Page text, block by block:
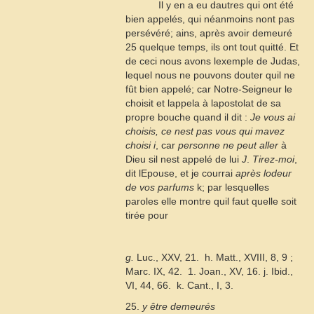
Il y en a eu dautres qui ont été
bien appelés, qui néanmoins nont pas
persévéré; ains, après avoir demeuré
25 quelque temps, ils ont tout quitté. Et
de ceci nous avons lexemple de Judas,
lequel nous ne pouvons douter quil ne
fût bien appelé; car Notre-Seigneur le
choisit et lappela à lapostolat de sa
propre bouche quand il dit : Je vous ai
choisis, ce nest pas vous qui mavez
choisi i, car personne ne peut aller à
Dieu sil nest appelé de lui J Tirez-moi,
dit lEpouse, et je courrai après lodeur
de vos parfums k; par lesquelles
paroles elle montre quil faut quelle soit
tirée pour
g. Luc., XXV, 21.  h. Matt., XVIII, 8, 9 ;
Marc. IX, 42.  1. Joan., XV, 16. j. Ibid.,
VI, 44, 66.  k. Cant., I, 3.
25. y être demeurés